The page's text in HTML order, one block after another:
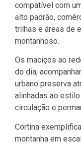
compatível com
alto padrão,
trilhas e áreas de
montanhoso.
Os maciços ao
do dia,
urbano preserva
alinhadas ao
circulação e
Cortina
montanha em